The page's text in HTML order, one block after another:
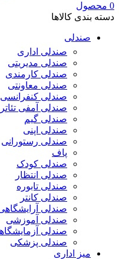
0 محصول
دسته بندی کالاها
صندلی
صندلی اداری
صندلی مدیریتی
صندلی کارمندی
صندلی معاونتی
صندلی کنفرانسی
صندلی آمفی تئاتر
صندلی گیم
صندلی اپنی
صندلی رستورانی
پاف
صندلی کودک
صندلی انتظار
صندلی تابوره
صندلی کانتر
صندلی
صندلی آموزشی
صندلی
صندلی پزشکی
میز اداری